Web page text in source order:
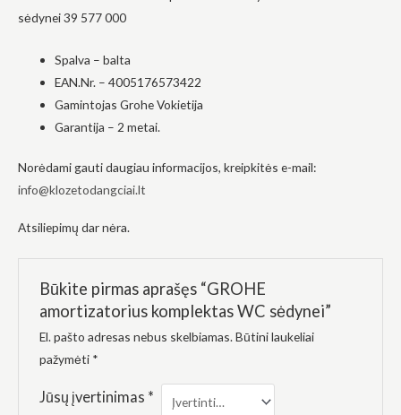
sėdynei 39 577 000
Spalva – balta
EAN.Nr. – 4005176573422
Gamintojas Grohe Vokietija
Garantija – 2 metai.
Norėdami gauti daugiau informacijos, kreipkitės e-mail:
info@klozetodangciai.lt
Atsiliepimų dar nėra.
Būkite pirmas aprašęs “GROHE
amortizatorius komplektas WC sėdynei”
El. pašto adresas nebus skelbiamas.Būtini laukeliai
pažymėti *
Jūsų įvertinimas *
į tai, kaip
Patirtis
Kad mūsų
svetainė
geriau jūsų
metu. Jei
šių slapukų,
funkcijos iš
išnyks.
Rinkodara
Dalindamiesi
pomėgiais ir
elgesiu, kai